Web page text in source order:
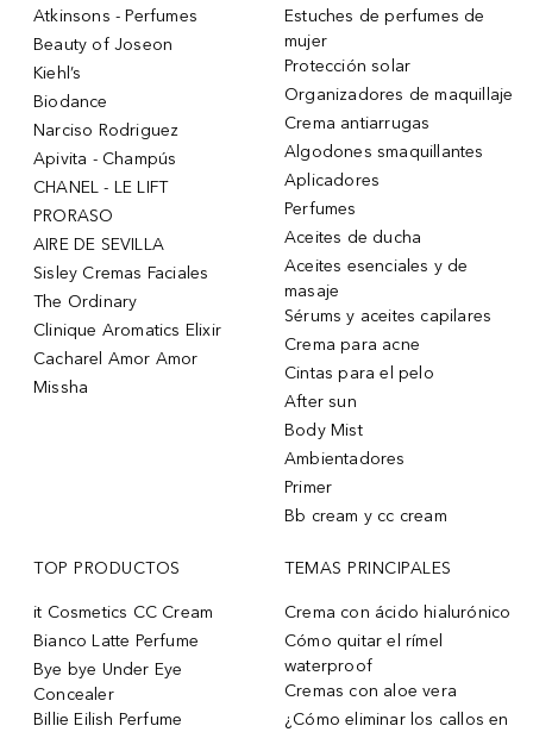
Atkinsons - Perfumes
Beauty of Joseon
Kiehl’s
Biodance
Narciso Rodriguez
Apivita - Champús
CHANEL - LE LIFT
PRORASO
AIRE DE SEVILLA
Sisley Cremas Faciales
The Ordinary
Clinique Aromatics Elixir
Cacharel Amor Amor
Missha
Estuches de perfumes de
mujer
Protección solar
Organizadores de maquillaje
Crema antiarrugas
Algodones smaquillantes
Aplicadores
Perfumes
Aceites de ducha
Aceites esenciales y de
masaje
Sérums y aceites capilares
Crema para acne
Cintas para el pelo
After sun
Body Mist
Ambientadores
Primer
Bb cream y cc cream
TOP PRODUCTOS
it Cosmetics CC Cream
Bianco Latte Perfume
Bye bye Under Eye
Concealer
Billie Eilish Perfume
TEMAS PRINCIPALES
Crema con ácido hialurónico
Cómo quitar el rímel
waterproof
Cremas con aloe vera
¿Cómo eliminar los callos en